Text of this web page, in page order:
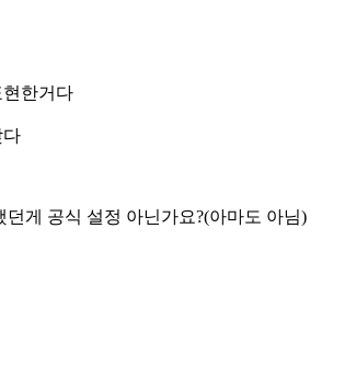
한거다
다
게 공식 설정 아닌가요?(아마도 아님)